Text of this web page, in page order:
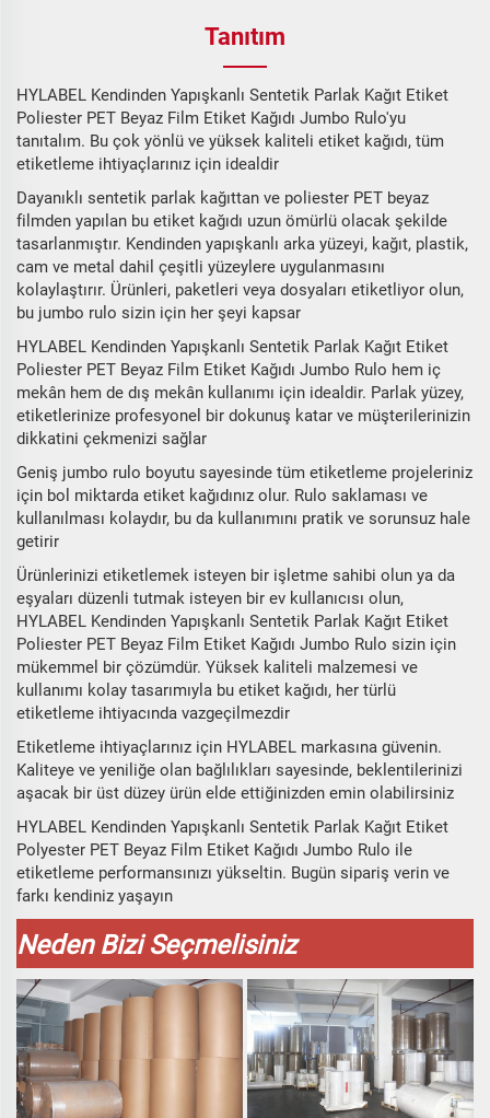
Tanıtım
HYLABEL Kendinden Yapışkanlı Sentetik Parlak Kağıt Etiket
Poliester PET Beyaz Film Etiket Kağıdı Jumbo Rulo'yu
tanıtalım. Bu çok yönlü ve yüksek kaliteli etiket kağıdı, tüm
etiketleme ihtiyaçlarınız için idealdir
Dayanıklı sentetik parlak kağıttan ve poliester PET beyaz
filmden yapılan bu etiket kağıdı uzun ömürlü olacak şekilde
tasarlanmıştır. Kendinden yapışkanlı arka yüzeyi, kağıt, plastik,
cam ve metal dahil çeşitli yüzeylere uygulanmasını
kolaylaştırır. Ürünleri, paketleri veya dosyaları etiketliyor olun,
bu jumbo rulo sizin için her şeyi kapsar
HYLABEL Kendinden Yapışkanlı Sentetik Parlak Kağıt Etiket
Poliester PET Beyaz Film Etiket Kağıdı Jumbo Rulo hem iç
mekân hem de dış mekân kullanımı için idealdir. Parlak yüzey,
etiketlerinize profesyonel bir dokunuş katar ve müşterilerinizin
dikkatini çekmenizi sağlar
Geniş jumbo rulo boyutu sayesinde tüm etiketleme projeleriniz
için bol miktarda etiket kağıdınız olur. Rulo saklaması ve
kullanılması kolaydır, bu da kullanımını pratik ve sorunsuz hale
getirir
Ürünlerinizi etiketlemek isteyen bir işletme sahibi olun ya da
eşyaları düzenli tutmak isteyen bir ev kullanıcısı olun,
HYLABEL Kendinden Yapışkanlı Sentetik Parlak Kağıt Etiket
Poliester PET Beyaz Film Etiket Kağıdı Jumbo Rulo sizin için
mükemmel bir çözümdür. Yüksek kaliteli malzemesi ve
kullanımı kolay tasarımıyla bu etiket kağıdı, her türlü
etiketleme ihtiyacında vazgeçilmezdir
Etiketleme ihtiyaçlarınız için HYLABEL markasına güvenin.
Kaliteye ve yeniliğe olan bağlılıkları sayesinde, beklentilerinizi
aşacak bir üst düzey ürün elde ettiğinizden emin olabilirsiniz
HYLABEL Kendinden Yapışkanlı Sentetik Parlak Kağıt Etiket
Polyester PET Beyaz Film Etiket Kağıdı Jumbo Rulo ile
etiketleme performansınızı yükseltin. Bugün sipariş verin ve
farkı kendiniz yaşayın
Neden Bizi Seçmelisiniz